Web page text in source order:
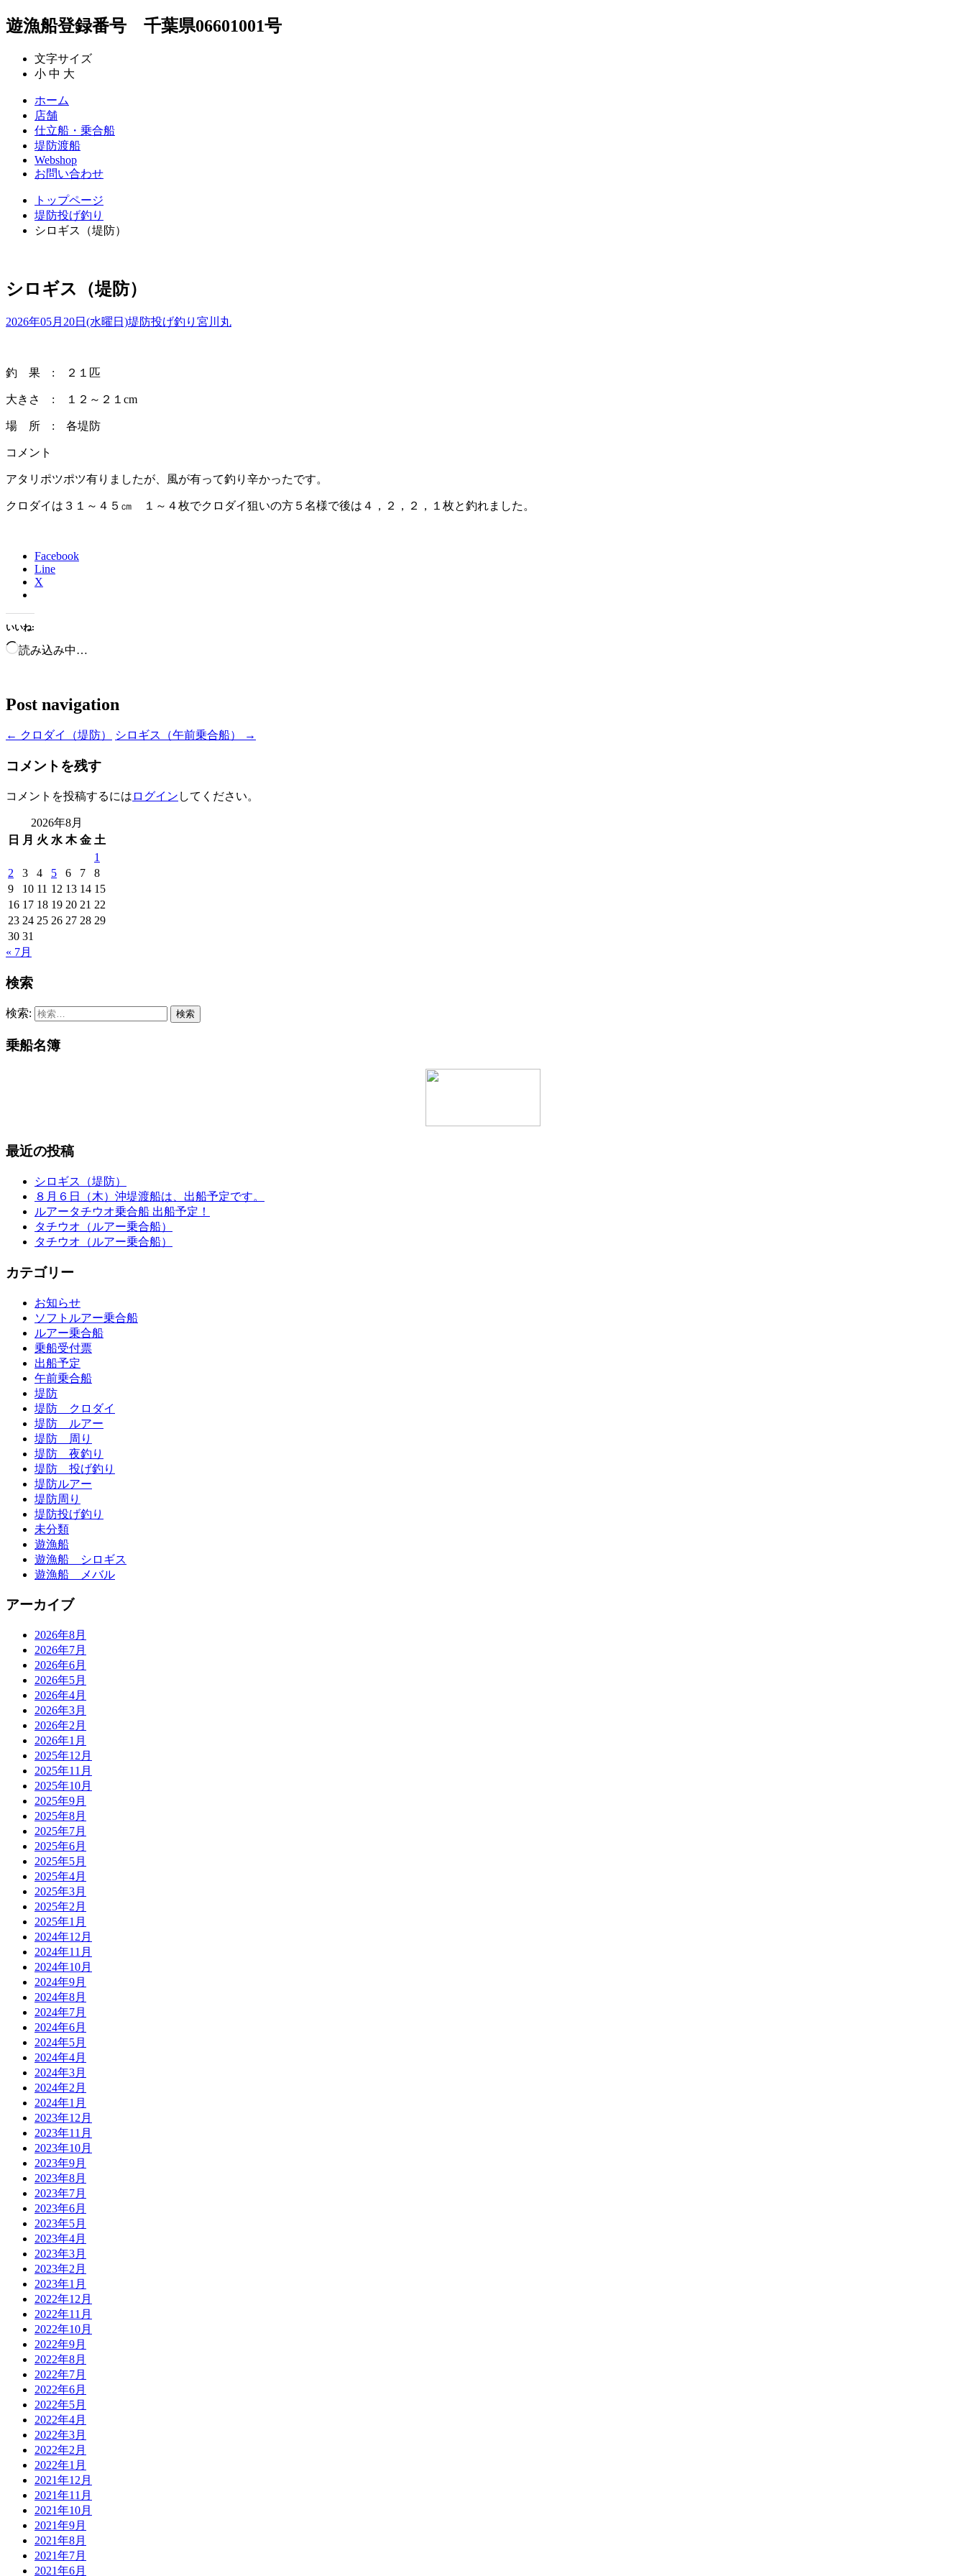
遊漁船登録番号 千葉県06601001号
文字サイズ
小 中 大
ホーム
店舗
仕立船・乗合船
堤防渡船
Webshop
お問い合わせ
トップページ
堤防投げ釣り
シロギス（堤防）
シロギス（堤防）
2026年05月20日(水曜日)堤防投げ釣り 宮川丸
釣 果 : ２１匹
大きさ : １２～２１cm
場 所 : 各堤防
コメント
アタリポツポツ有りましたが、風が有って釣り辛かったです。
クロダイは３１～４５㎝ １～４枚でクロダイ狙いの方５名様で後は４，２，２，１枚と釣れました。
Facebook
Line
X
いいね:
読み込み中…
Post navigation
← クロダイ（堤防） シロギス（午前乗合船） →
コメントを残す
コメントを投稿するには ログイン してください。
2026年8月
日
月 火 水 木 金 土
1
2
3 4 5 6 7
8
9
10 11 12 13 14 15
16 17 18 19 20 21 22
23 24 25 26 27 28 29
30 31
« 7月
検索
検索:
乗船名簿
最近の投稿
シロギス（堤防）
８月６日（木）沖堤渡船は、出船予定です。
ルアータチウオ乗合船 出船予定！
タチウオ（ルアー乗合船）
タチウオ（ルアー乗合船）
カテゴリー
お知らせ
ソフトルアー乗合船
ルアー乗合船
乗船受付票
出船予定
午前乗合船
堤防
堤防 クロダイ
堤防 ルアー
堤防 周り
堤防 夜釣り
堤防 投げ釣り
堤防ルアー
堤防周り
堤防投げ釣り
未分類
遊漁船
遊漁船 シロギス
遊漁船 メバル
アーカイブ
2026年8月
2026年7月
2026年6月
2026年5月
2026年4月
2026年3月
2026年2月
2026年1月
2025年12月
2025年11月
2025年10月
2025年9月
2025年8月
2025年7月
2025年6月
2025年5月
2025年4月
2025年3月
2025年2月
2025年1月
2024年12月
2024年11月
2024年10月
2024年9月
2024年8月
2024年7月
2024年6月
2024年5月
2024年4月
2024年3月
2024年2月
2024年1月
2023年12月
2023年11月
2023年10月
2023年9月
2023年8月
2023年7月
2023年6月
2023年5月
2023年4月
2023年3月
2023年2月
2023年1月
2022年12月
2022年11月
2022年10月
2022年9月
2022年8月
2022年7月
2022年6月
2022年5月
2022年4月
2022年3月
2022年2月
2022年1月
2021年12月
2021年11月
2021年10月
2021年9月
2021年8月
2021年7月
2021年6月